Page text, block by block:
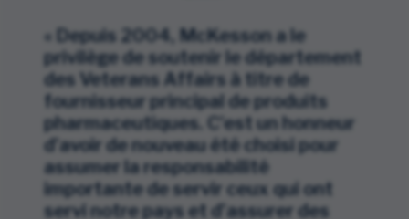
« Depuis 2004, McKesson a le
privilège de soutenir le département
des Veterans Affairs à titre de
fournisseur principal de produits
pharmaceutiques. C’est un honneur
d’avoir de nouveau été choisi pour
assumer la responsabilité
importante de servir ceux qui ont
servi notre pays et d’assurer des